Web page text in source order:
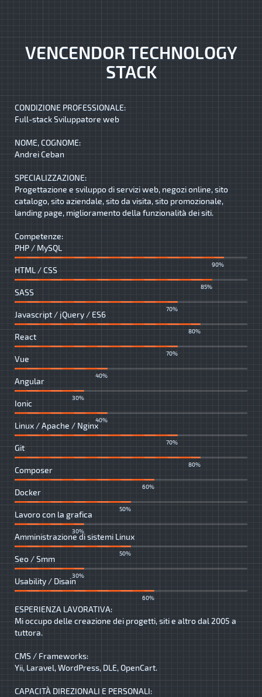
VENCENDOR TECHNOLOGY
STACK
CONDIZIONE PROFESSIONALE:
Full-stack Sviluppatore web
NOME, COGNOME:
Andrei Ceban
SPECIALIZZAZIONE:
Progettazione e sviluppo di servizi web, negozi online, sito
catalogo, sito aziendale, sito da visita, sito promozionale,
landing page, miglioramento della funzionalità dei siti.
Competenze:
PHP / MySQL
90%
HTML / CSS
85%
SASS
70%
Javascript / jQuery / ES6
80%
React
70%
Vue
40%
Angular
30%
Ionic
40%
Linux / Apache / Nginx
70%
Git
80%
Composer
60%
Docker
50%
Lavoro con la grafica
30%
Amministrazione di sistemi Linux
50%
Seo / Smm
30%
Usability / Disain
60%
ESPERIENZA LAVORATIVA:
Mi occupo delle creazione dei progetti, siti e altro dal 2005 a
tuttora.
CMS / Frameworks:
Yii, Laravel, WordPress, DLE, OpenCart.
CAPACITÀ DIREZIONALI E PERSONALI: